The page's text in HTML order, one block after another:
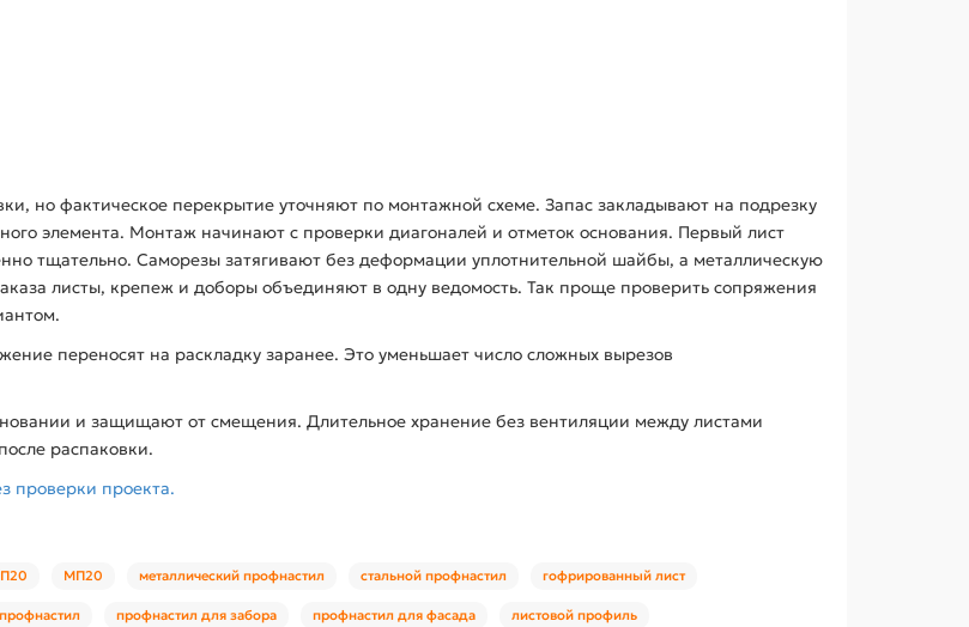
но фактическое перекрытие уточняют по монтажной схеме. Запас закладывают на подрезку
элемента. Монтаж начинают с проверки диагоналей и отметок основания. Первый лист
тщательно. Саморезы затягивают без деформации уплотнительной шайбы, а металлическую
листы, крепеж и доборы объединяют в одну ведомость. Так проще проверить сопряжения
переносят на раскладку заранее. Это уменьшает число сложных вырезов
и защищают от смещения. Длительное хранение без вентиляции между листами
распаковки.
проверки проекта.
МП20 металлический профнастил стальной профнастил гофрированный лист
профнастил для забора профнастил для фасада листовой профиль